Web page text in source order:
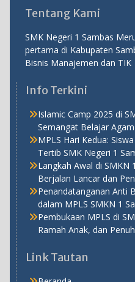
Tentang Kami
SMK Negeri 1 Sambas
pertama di Kabupaten
Bisnis Manajemen dan TIK
Info Terkini
Islamic Camp 2025 di
Semangat Belajar
MPLS Hari Kedua:
Tertib SMK Negeri 1
Langkah Awal di SMKN
Berjalan Lancar dan
Penandatanganan Anti
dalam MPLS SMKN 1
Pembukaan MPLS di
Ramah Anak, dan
Link Tautan